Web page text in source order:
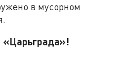
в мусорном
«Царьграда»!